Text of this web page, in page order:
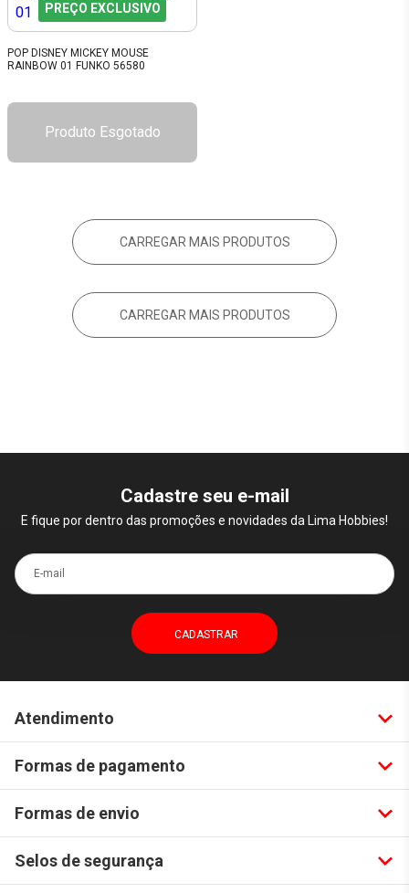
PREÇO EXCLUSIVO
POP DISNEY MICKEY MOUSE
RAINBOW 01 FUNKO 56580
Produto Esgotado
CARREGAR MAIS PRODUTOS
CARREGAR MAIS PRODUTOS
Cadastre seu e-mail
E fique por dentro das promoções e novidades da Lima Hobbies!
E-mail
Atendimento
Formas de pagamento
Formas de envio
Selos de segurança